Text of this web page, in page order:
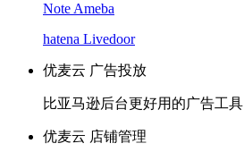
Note Ameba
hatena Livedoor
优麦云 广告投放
比亚马逊后台更好用的广告工具
优麦云 店铺管理